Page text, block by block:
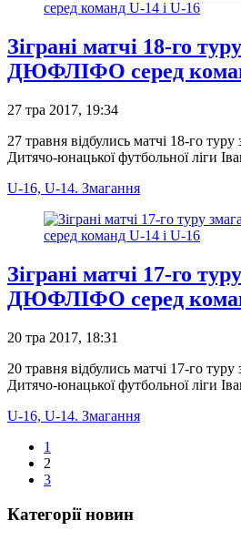
Зіграні матчі 18-го
ДЮФЛІФО серед
27 тра 2017, 19:34
27 травня відбулись матчі 18-го
Дитячо-юнацької футбольної ліги
U-16, U-14. Змагання
Зіграні матчі 17-го
ДЮФЛІФО серед
20 тра 2017, 18:31
20 травня відбулись матчі 17-го
Дитячо-юнацької футбольної ліги
U-16, U-14. Змагання
1
2
3
Категорії новин